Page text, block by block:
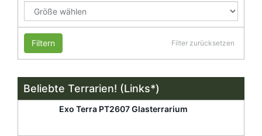
Filter zurücksetzen
Filtern
Beliebte Terrarien! (Links*)
Exo Terra PT2607 Glasterrarium